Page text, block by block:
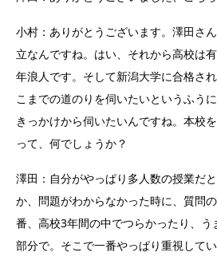
小村：ありがとうございます。澤田さ
立なんですね。はい、それから高校は
年浪人です。そして新潟大学に合格さ
こまでの道のりを伺いたいというふうに
きっかけから伺いたいんですね。本校
って、何でしょうか？
澤田：自分がやっぱり多人数の授業だ
か、問題がわからなかった時に、質問
番、高校3年間の中でつらかったり、う
部分で。そこで一番やっぱり重視して